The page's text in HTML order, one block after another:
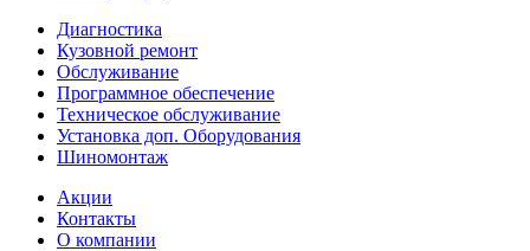
Диагностика
Кузовной ремонт
Обслуживание
Программное обеспечение
Техническое обслуживание
Установка доп. Оборудования
Шиномонтаж
Акции
Контакты
О компании